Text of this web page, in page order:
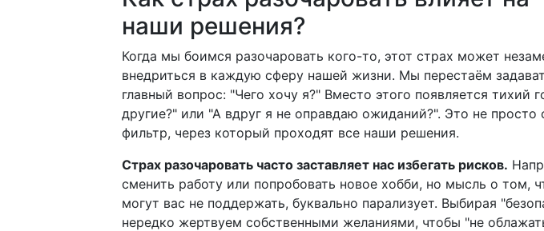
наши решения?
Когда мы боимся разочаровать кого-то, этот страх может
внедриться в каждую сферу нашей жизни. Мы перестаём
главный вопрос: "Чего хочу я?" Вместо этого появляется тихий
другие?" или "А вдруг я не оправдаю ожиданий?". Это не
фильтр, через который проходят все наши решения.
Страх разочаровать часто заставляет нас избегать рисков.
сменить работу или попробовать новое хобби, но мысль о том,
могут вас не поддержать, буквально парализует. Выбирая
нередко жертвуем собственными желаниями, чтобы "не